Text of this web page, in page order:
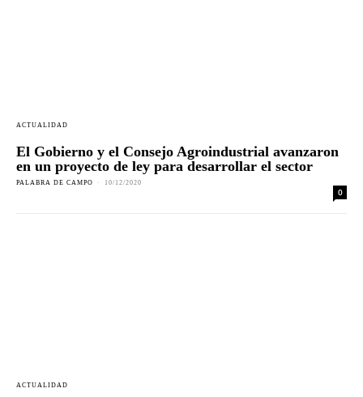
ACTUALIDAD
El Gobierno y el Consejo Agroindustrial avanzaron
en un proyecto de ley para desarrollar el sector
PALABRA DE CAMPO - 10/12/2020
0
ACTUALIDAD